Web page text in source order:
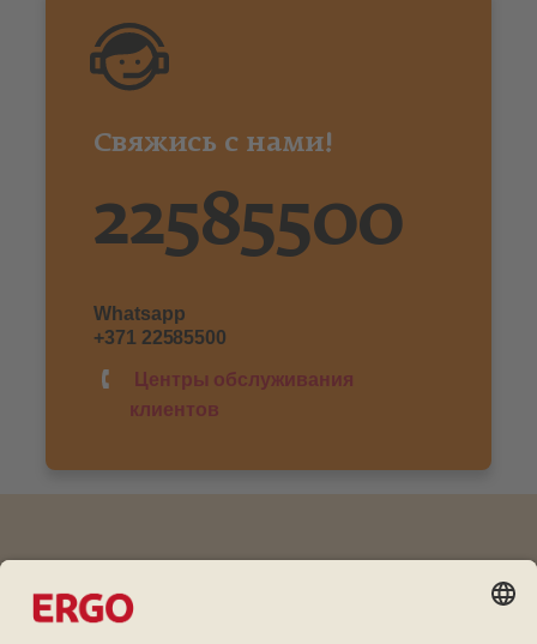
Свяжись с нами!
22585500
Whatsapp
+371 22585500
Центры обслуживания
клиентов
Дружба окупается